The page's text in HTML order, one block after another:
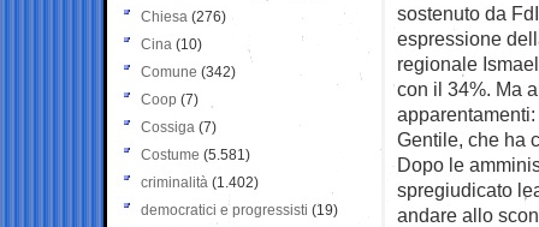
sostenuto da
espressione
regionale
con il 34%. Ma
Gentile, che ha
Dopo le
spregiudicato
andare allo
Chiesa (276)
Cina (10)
Comune (342)
Coop (7)
Cossiga (7)
Costume (5.581)
criminalità (1.402)
democratici e progressisti (19)